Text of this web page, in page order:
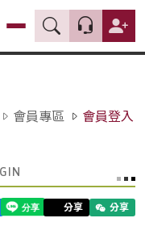
會員專區 會員登入
分享 分享